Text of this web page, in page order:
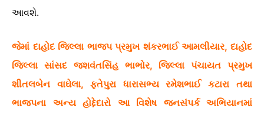
આવશે.
જેમાં દાહોદ જિલ્લા ભાજપ પ્રમુખ શંકરભાઈ આમલીયાર, દાહોદ
જિલ્લા સાંસદ જશવંતસિંહ ભાભોર, જિલ્લા પંચાયત પ્રમુખ
શીતલબેન વાઘેલા, ફતેપુરા ધારાસભ્ય રમેશભાઈ કટારા તથા
ભાજપના અન્ય હોદ્દેદારો આ વિશેષ જનસંપર્ક અભિયાનમાં